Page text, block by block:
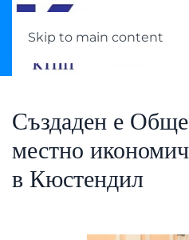
Skip to main content
Създаден е
местно
в Кюстендил